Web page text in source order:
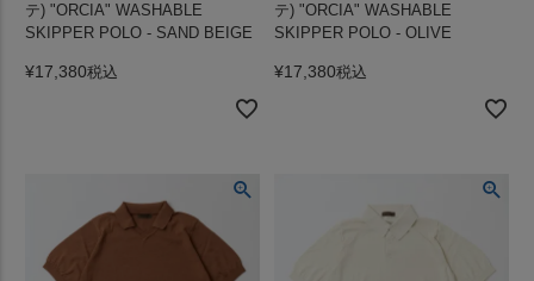
テ) "ORCIA" WASHABLE
SKIPPER POLO - SAND BEIGE
¥17,380税込
テ) "ORCIA" WASHABLE
SKIPPER POLO - OLIVE
¥17,380税込